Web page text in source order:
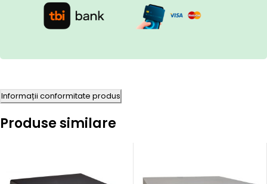
Informații conformitate produs
Produse similare